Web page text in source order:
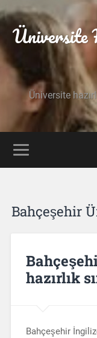
Üniversite
Üniversite
Bahçeşehir
hazırlık
Bahçeşehir